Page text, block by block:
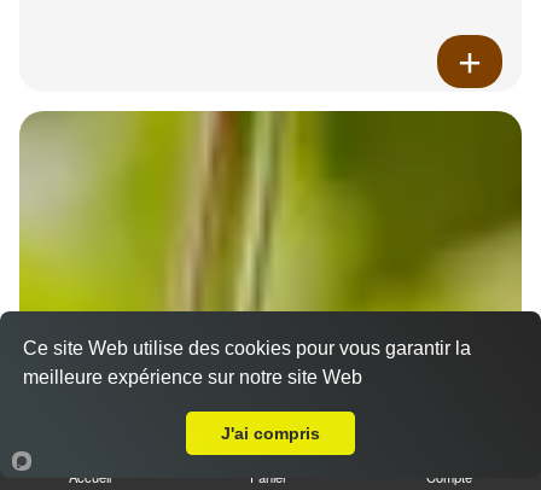
Accueil Panier Compte
Ce site Web utilise des cookies pour vous garantir la
meilleure expérience sur notre site Web
J'ai compris